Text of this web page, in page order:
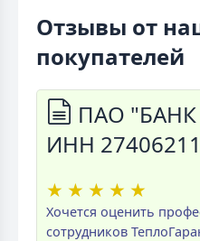
Отзывы от
покупателей
ПАО
ИНН
★ ★ ★ ★ ★
Хочется оценить
сотрудников